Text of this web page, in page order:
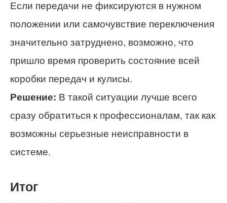
Если передачи не фиксируются в нужном
положении или самочувствие переключения
значительно затруднено, возможно, что
пришло время проверить состояние всей
коробки передач и кулисы.
Решение: В такой ситуации лучше всего
сразу обратиться к профессионалам, так как
возможны серьезные неисправности в
системе.
Итог